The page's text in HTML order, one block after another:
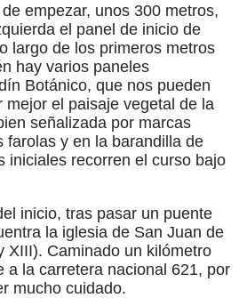
empezar, unos 300 metros,
el panel de inicio de
largo de los primeros metros
hay varios paneles
Botánico, que nos pueden
mejor el paisaje vegetal de la
señalizada por marcas
farolas y en la barandilla de
iniciales recorren el curso bajo
inicio, tras pasar un puente
la iglesia de San Juan de
XIII). Caminado un kilómetro
a la carretera nacional 621, por
mucho cuidado.